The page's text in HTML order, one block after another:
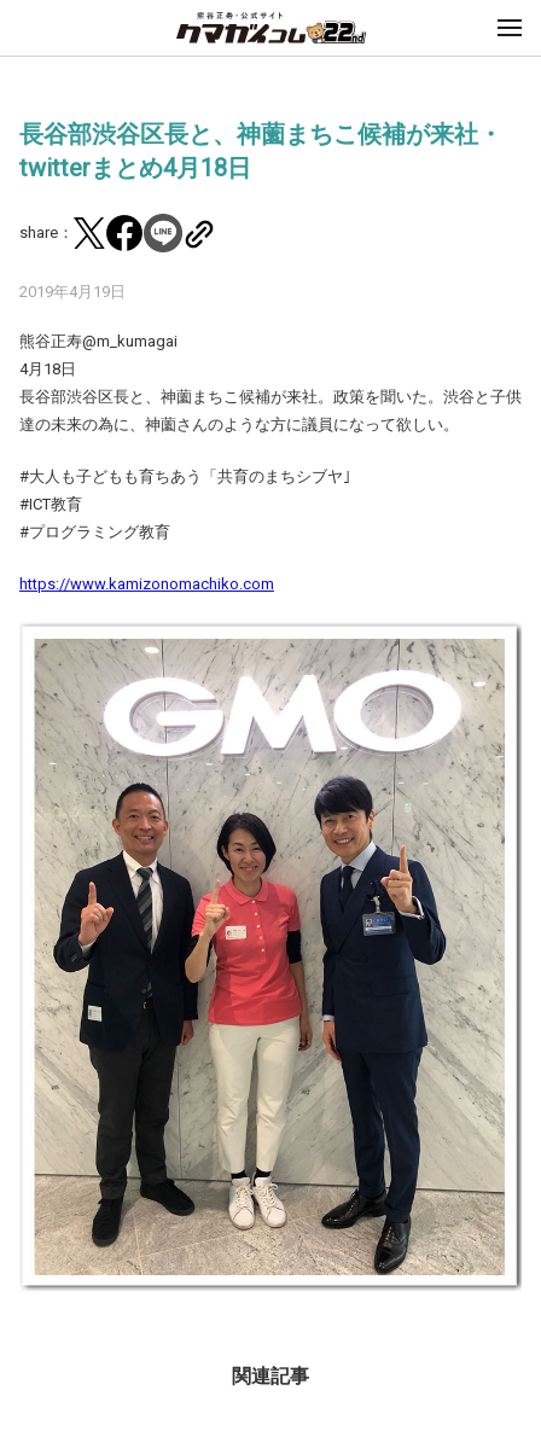
長谷部渋谷区長と、神薗まちこ候補が来社・
twitterまとめ4月18日
share：
2019年4月19日
熊谷正寿@m_kumagai
4月18日
長谷部渋谷区長と、神薗まちこ候補が来社。政策を聞いた。渋谷と子供
達の未来の為に、神薗さんのような方に議員になって欲しい。
#大人も子どもも育ちあう「共育のまちシブヤ｣
#ICT教育
#プログラミング教育
https://www.kamizonomachiko.com
関連記事